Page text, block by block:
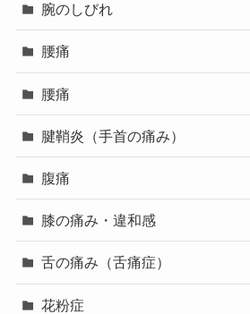
腕のしびれ
腰痛
腰痛
腱鞘炎（手首の痛み）
腹痛
膝の痛み・違和感
舌の痛み（舌痛症）
花粉症